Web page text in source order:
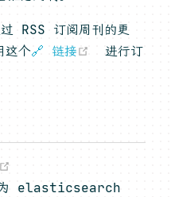
RSS 订阅周刊的更
这个🔗 链接 (opens
进行订
为 elasticsearch